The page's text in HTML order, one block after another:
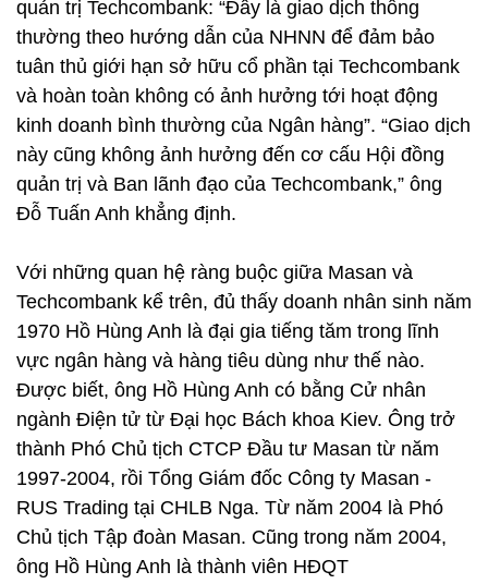
quản trị Techcombank: “Đây là giao dịch thông
thường theo hướng dẫn của NHNN để đảm bảo
tuân thủ giới hạn sở hữu cổ phần tại Techcombank
và hoàn toàn không có ảnh hưởng tới hoạt động
kinh doanh bình thường của Ngân hàng”. “Giao dịch
này cũng không ảnh hưởng đến cơ cấu Hội đồng
quản trị và Ban lãnh đạo của Techcombank,” ông
Đỗ Tuấn Anh khẳng định.
Với những quan hệ ràng buộc giữa Masan và
Techcombank kể trên, đủ thấy doanh nhân sinh năm
1970 Hồ Hùng Anh là đại gia tiếng tăm trong lĩnh
vực ngân hàng và hàng tiêu dùng như thế nào.
Được biết, ông Hồ Hùng Anh có bằng Cử nhân
ngành Điện tử từ Đại học Bách khoa Kiev. Ông trở
thành Phó Chủ tịch CTCP Đầu tư Masan từ năm
1997-2004, rồi Tổng Giám đốc Công ty Masan -
RUS Trading tại CHLB Nga. Từ năm 2004 là Phó
Chủ tịch Tập đoàn Masan. Cũng trong năm 2004,
ông Hồ Hùng Anh là thành viên HĐQT